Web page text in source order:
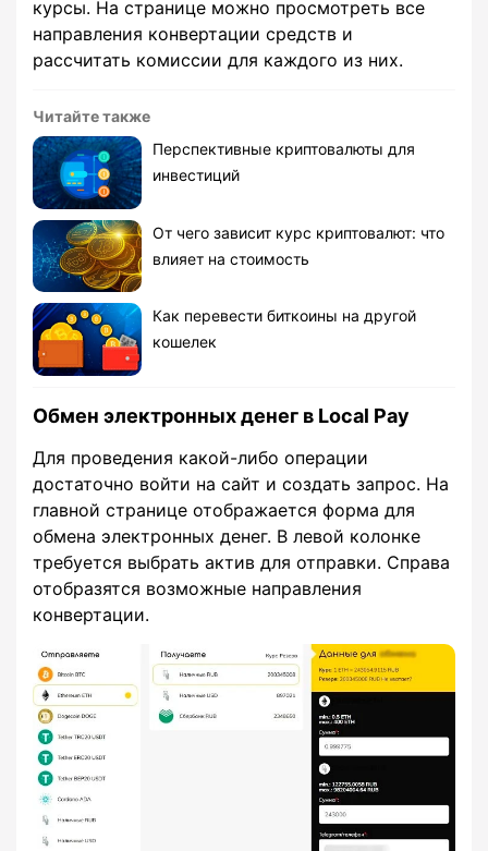
курсы. На странице можно просмотреть все
направления конвертации средств и
рассчитать комиссии для каждого из них.
Читайте также
Перспективные криптовалюты для
инвестиций
От чего зависит курс криптовалют: что
влияет на стоимость
Как перевести биткоины на другой
кошелек
Обмен электронных денег в Local Pay
Для проведения какой-либо операции
достаточно войти на сайт и создать запрос. На
главной странице отображается форма для
обмена электронных денег. В левой колонке
требуется выбрать актив для отправки. Справа
отобразятся возможные направления
конвертации.